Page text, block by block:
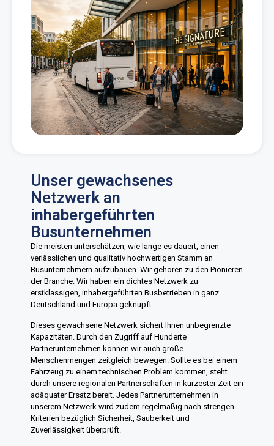
Unser gewachsenes
Netzwerk an
inhabergeführten
Busunternehmen
Die meisten unterschätzen, wie lange es dauert, einen
verlässlichen und qualitativ hochwertigen Stamm an
Busunternehmern aufzubauen. Wir gehören zu den Pionieren
der Branche. Wir haben ein dichtes Netzwerk zu
erstklassigen, inhabergeführten Busbetrieben in ganz
Deutschland und Europa geknüpft.
Dieses gewachsene Netzwerk sichert Ihnen unbegrenzte
Kapazitäten. Durch den Zugriff auf Hunderte
Partnerunternehmen können wir auch große
Menschenmengen zeitgleich bewegen. Sollte es bei einem
Fahrzeug zu einem technischen Problem kommen, steht
durch unsere regionalen Partnerschaften in kürzester Zeit ein
adäquater Ersatz bereit. Jedes Partnerunternehmen in
unserem Netzwerk wird zudem regelmäßig nach strengen
Kriterien bezüglich Sicherheit, Sauberkeit und
Zuverlässigkeit überprüft.